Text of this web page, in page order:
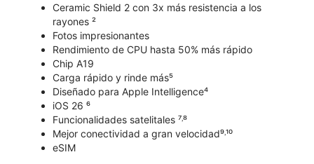
Ceramic Shield 2 con 3x más resistencia a los
rayones ²
Fotos impresionantes
Rendimiento de CPU hasta 50% más rápido
Chip A19
Carga rápido y rinde más⁵
Diseñado para Apple Intelligence⁴
iOS 26 ⁶
Funcionalidades satelitales ⁷˒⁸
Mejor conectividad a gran velocidad⁹˒¹⁰
eSIM